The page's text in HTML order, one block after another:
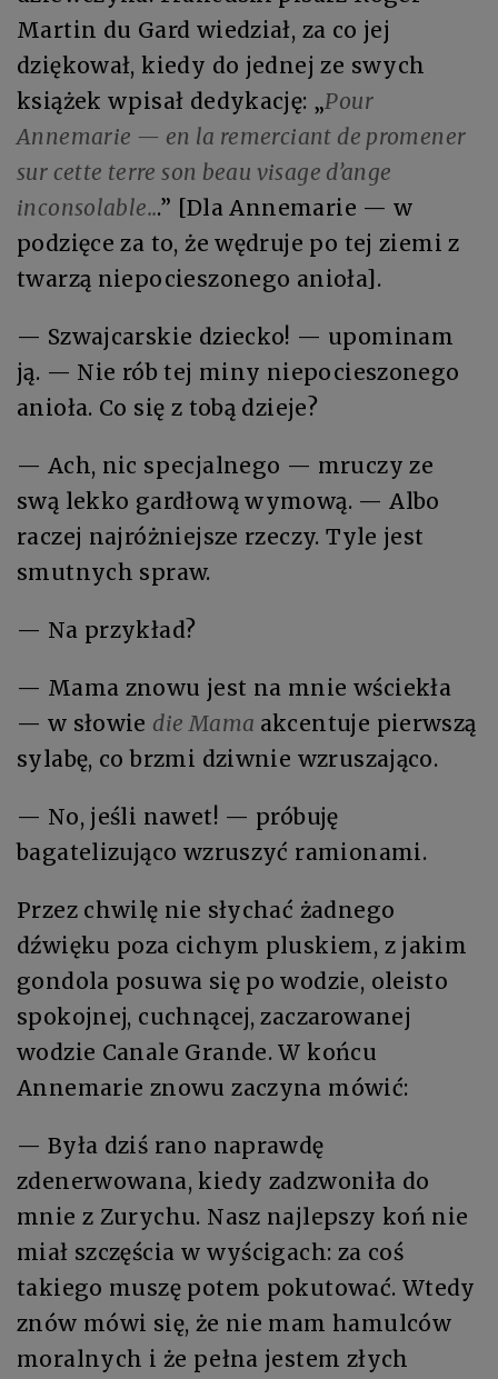
Martin du Gard wiedział, za co jej
dziękował, kiedy do jednej ze swych
książek wpisał dedykację: „Pour
Annemarie — en la remerciant de promener
sur cette terre son beau visage d’ange
inconsolable...” [Dla Annemarie — w
podzięce za to, że wędruje po tej ziemi z
twarzą niepocieszonego anioła].
— Szwajcarskie dziecko! — upominam
ją. — Nie rób tej miny niepocieszonego
anioła. Co się z tobą dzieje?
— Ach, nic specjalnego — mruczy ze
swą lekko gardłową wymową. — Albo
raczej najróżniejsze rzeczy. Tyle jest
smutnych spraw.
— Na przykład?
— Mama znowu jest na mnie wściekła
— w słowie die Mama akcentuje pierwszą
sylabę, co brzmi dziwnie wzruszająco.
— No, jeśli nawet! — próbuję
bagatelizująco wzruszyć ramionami.
Przez chwilę nie słychać żadnego
dźwięku poza cichym pluskiem, z jakim
gondola posuwa się po wodzie, oleisto
spokojnej, cuchnącej, zaczarowanej
wodzie Canale Grande. W końcu
Annemarie znowu zaczyna mówić:
— Była dziś rano naprawdę
zdenerwowana, kiedy zadzwoniła do
mnie z Zurychu. Nasz najlepszy koń nie
miał szczęścia w wyścigach: za coś
takiego muszę potem pokutować. Wtedy
znów mówi się, że nie mam hamulców
moralnych i że pełna jestem złych